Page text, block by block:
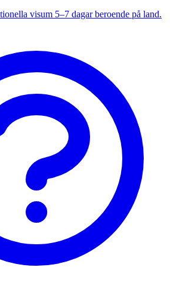
visum 5–7 dagar beroende på land.